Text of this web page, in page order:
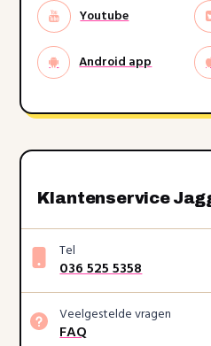
Youtube
Android app
Klantenservice
Tel
036 525 5358
Veelgestelde vragen
FAQ